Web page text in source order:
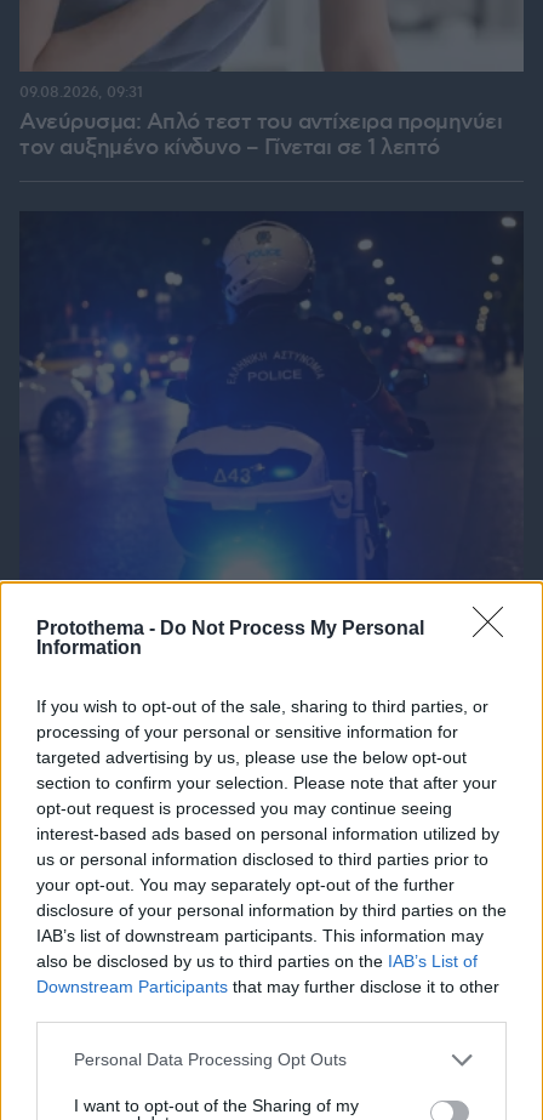
Protothema - Do Not Process My Personal
Information
If you wish to opt-out of the sale, sharing to third parties, or
processing of your personal or sensitive information for
targeted advertising by us, please use the below opt-out
section to confirm your selection. Please note that after your
opt-out request is processed you may continue seeing
interest-based ads based on personal information utilized by
us or personal information disclosed to third parties prior to
your opt-out. You may separately opt-out of the further
disclosure of your personal information by third parties on the
IAB’s list of downstream participants. This information may
also be disclosed by us to third parties on the IAB’s List of
Downstream Participants that may further disclose it to other
Please note that this website/app uses one or more Google
not limited to your visit or usage behaviour. You may click to
Personal Data Processing Opt Outs
I want to opt-out of the Sharing of my
Ανεύρυσμα: Απλό τεστ του αντίχειρα προμηνύει
τον αυξημένο κίνδυνο – Γίνεται σε 1 λεπτό
09.08.2026, 09:31
Το νέο... καλοκαιρινό κόλπο που κάνουν οι
κλέφτες αυτοκινήτων στην Ελλάδα
09.08.2026, 07:29